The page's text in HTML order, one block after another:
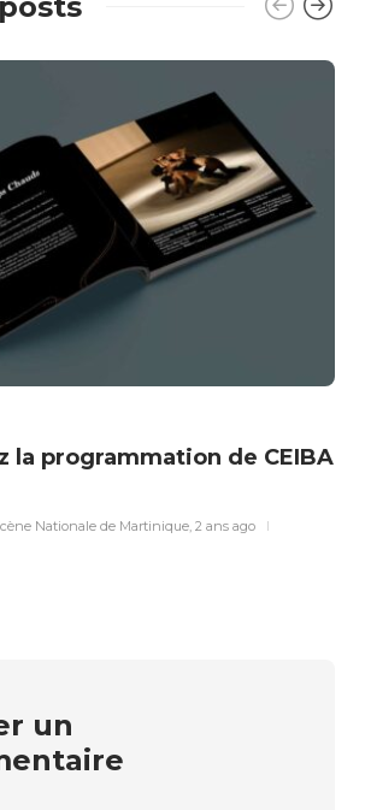
la programmation de CEIBA
Nationale de Martinique, 2 ans ago
un